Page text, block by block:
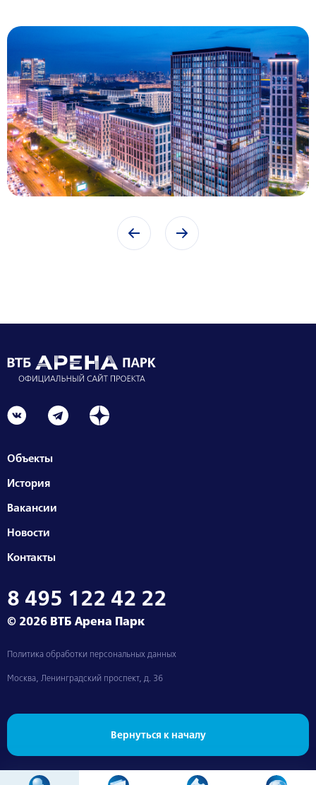
Объекты
История
Вакансии
Новости
Контакты
8 495 122 42 22
© 2026 ВТБ Арена Парк
Политика обработки персональных данных
Москва, Ленинградский проспект, д. 36
Вернуться к началу